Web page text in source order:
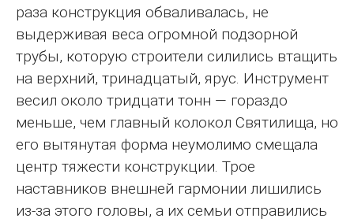
раза конструкция обваливалась, не
выдерживая веса огромной подзорной
трубы, которую строители силились втащить
на верхний, тринадцатый, ярус. Инструмент
весил около тридцати тонн — гораздо
меньше, чем главный колокол Святилища, но
его вытянутая форма неумолимо смещала
центр тяжести конструкции. Трое
наставников внешней гармонии лишились
из-за этого головы, а их семьи отправились